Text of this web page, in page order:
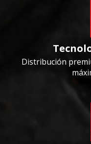
Distribución